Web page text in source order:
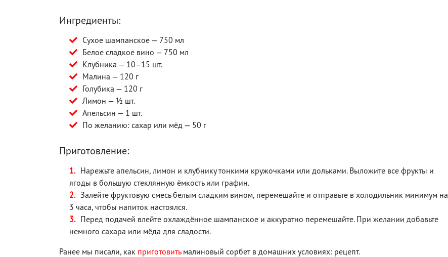
Ингредиенты:
Сухое шампанское — 750 мл
Белое сладкое вино — 750 мл
Клубника — 10–15 шт.
Малина — 120 г
Голубика — 120 г
Лимон — ½ шт.
Апельсин — 1 шт.
По желанию: сахар или мёд — 50 г
Приготовление:
Нарежьте апельсин, лимон и клубнику тонкими кружочками или дольками. Выложите все фрукты и
ягоды в большую стеклянную ёмкость или графин.
Залейте фруктовую смесь белым сладким вином, перемешайте и отправьте в холодильник минимум на
3 часа, чтобы напиток настоялся.
Перед подачей влейте охлаждённое шампанское и аккуратно перемешайте. При желании добавьте
немного сахара или мёда для сладости.
Ранее мы писали, как приготовитьмалиновый сорбет в домашних условиях: рецепт.